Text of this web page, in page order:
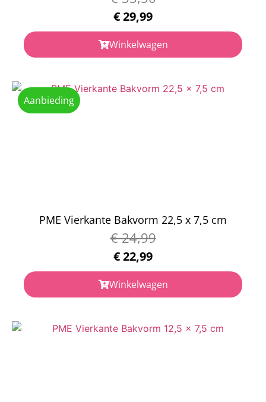
€29,99
Winkelwagen
Aanbieding
PME Vierkante Bakvorm 22,5 x 7,5 cm
€24,99
€22,99
Winkelwagen